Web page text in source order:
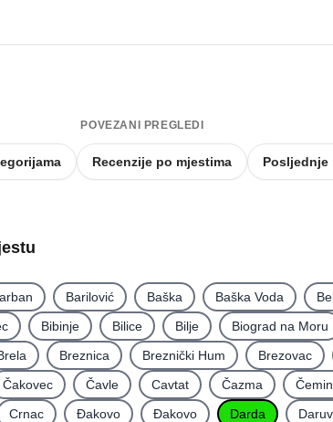
POVEZANI PREGLEDI
Recenzije po mjestima Posljednje
Barilović Baška Baška Voda
Bibinje Bilice Bilje Biograd na Moru
Breznica Breznički Hum Brezovac
Čakovec Čavle Cavtat Čazma
Crnac Đakovo Ðakovo Darda